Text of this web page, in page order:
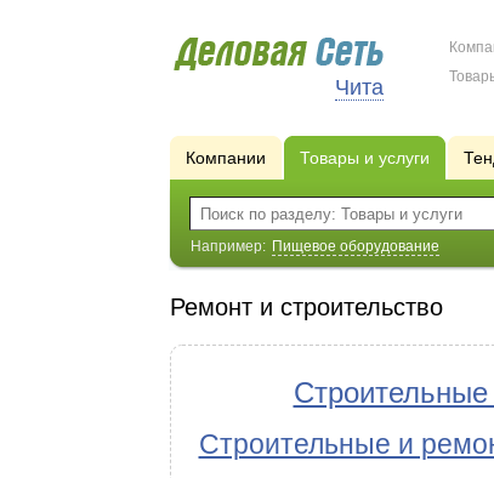
Чита
Компании Товары и услуги
Например: Пищевое оборудование
Ремонт и строительство
Строительные и